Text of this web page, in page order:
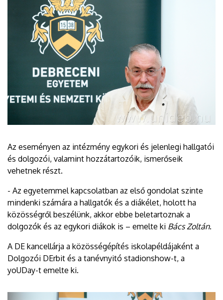
Az eseményen az intézmény egykori és jelenlegi hallgatói
és dolgozói, valamint hozzátartozóik, ismerőseik
vehetnek részt.
- Az egyetemmel kapcsolatban az első gondolat szinte
mindenki számára a hallgatók és a diákélet, holott ha
közösségről beszélünk, akkor ebbe beletartoznak a
dolgozók és az egykori diákok is – emelte ki Bács Zoltán.
A DE kancellárja a közösségépítés iskolapéldájaként a
Dolgozói DErbit és a tanévnyitó stadionshow-t, a
yoUDay-t emelte ki.